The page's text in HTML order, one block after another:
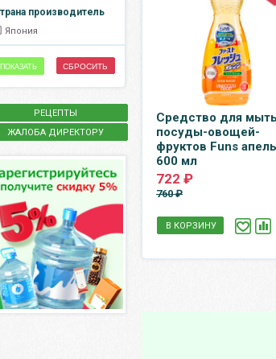
производитель
Япония
ПОКАЗАТЬ СБРОСИТЬ
РЕЦЕПТЫ
ЖАЛОБА ДИРЕКТОРУ
Средство для
посуды-овощей-
фруктов Funs
600 мл
722 ₽
760 ₽
В КОРЗИНУ